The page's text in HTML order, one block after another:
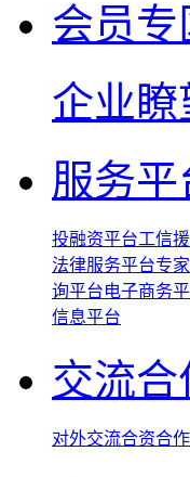
会员专
企业瞭
服务平
投融资平台工信
法律服务平台专
询平台电子商务
信息平台
交流合
对外交流合资合作